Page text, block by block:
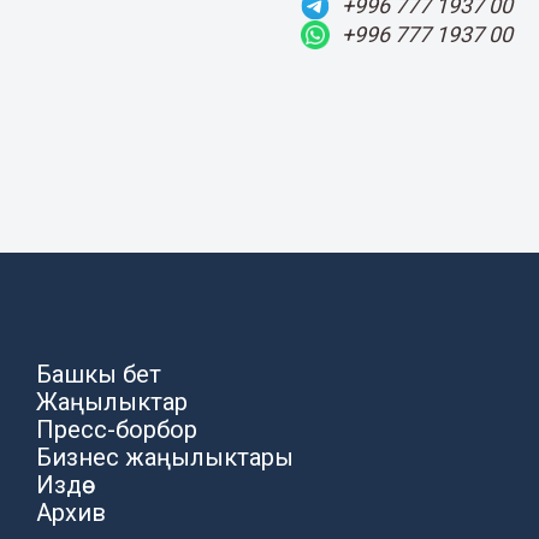
+996 777 1937 00
+996 777 1937 00
Башкы бет
Жаңылыктар
Пресс-борбор
Бизнес жаңылыктары
Издөө
Архив